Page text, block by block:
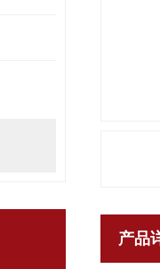
产品